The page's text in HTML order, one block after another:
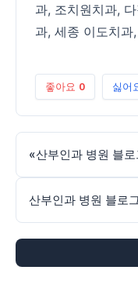
과, 조치원치과,
과, 세종 이도치과,
좋아요 0 싫어
«